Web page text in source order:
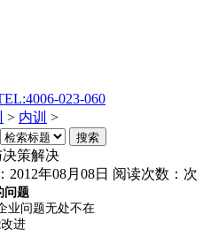
> 内训 >
搜索
策解决
2012年08月08日 阅读次数： 次
问题
问题无处不在
进